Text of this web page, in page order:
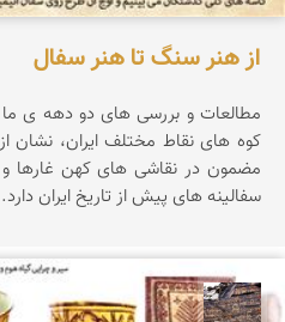
از هنر سنگ تا هنر سفال
مضمون در نقاشی های کهن غارها
سفالینه های پیش از تاریخ ایران دارد.
محمد ناصری فرد